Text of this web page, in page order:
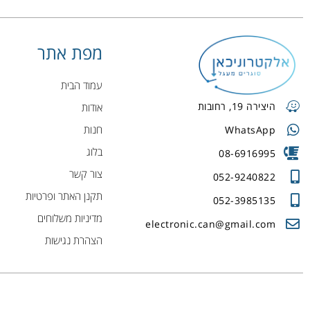
היצירה 19, רחובות
WhatsApp
08-6916995
052-9240822
052-3985135
electronic.can@gmail.com
מפת אתר
עמוד הבית
אודות
חנות
בלוג
צור קשר
תקנן האתר ופרטיות
מדיניות משלוחים
הצהרת נגישות